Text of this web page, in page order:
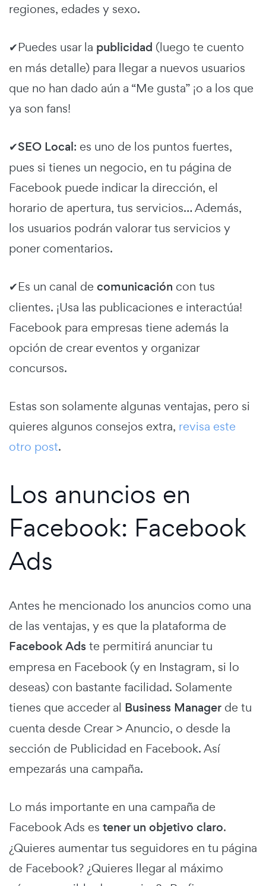
regiones, edades y sexo.
✔Puedes usar la publicidad (luego te cuento
en más detalle) para llegar a nuevos usuarios
que no han dado aún a “Me gusta” ¡o a los que
ya son fans!
✔SEO Local: es uno de los puntos fuertes,
pues si tienes un negocio, en tu página de
Facebook puede indicar la dirección, el
horario de apertura, tus servicios… Además,
los usuarios podrán valorar tus servicios y
poner comentarios.
✔Es un canal de comunicación con tus
clientes. ¡Usa las publicaciones e interactúa!
Facebook para empresas tiene además la
opción de crear eventos y organizar
concursos.
Estas son solamente algunas ventajas, pero si
quieres algunos consejos extra, revisa este
otro post.
Los anuncios en
Facebook: Facebook
Ads
Antes he mencionado los anuncios como una
de las ventajas, y es que la plataforma de
Facebook Ads te permitirá anunciar tu
empresa en Facebook (y en Instagram, si lo
deseas) con bastante facilidad. Solamente
tienes que acceder al Business Manager de tu
cuenta desde Crear > Anuncio, o desde la
sección de Publicidad en Facebook. Así
empezarás una campaña.
Lo más importante en una campaña de
Facebook Ads es tener un objetivo claro.
¿Quieres aumentar tus seguidores en tu página
de Facebook? ¿Quieres llegar al máximo